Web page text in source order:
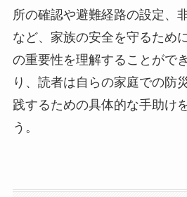
所の確認や避難経路の設定、
など、家族の安全を守るため
の重要性を理解することがで
り、読者は自らの家庭での防
践するための具体的な手助け
う。